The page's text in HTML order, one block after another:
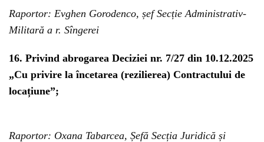
Raportor: Evghen Gorodenco, șef Secție Administrativ-
Militară a r. Sîngerei
16. Privind abrogarea Deciziei nr. 7/27 din 10.12.2025
„Cu privire la încetarea (rezilierea) Contractului de
locațiune”;
Raportor: Oxana Tabarcea, Șefă Secția Juridică și